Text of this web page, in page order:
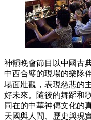
神韻晚會節目以中國古
中西合璧的現場的樂隊
場面壯觀，表現慈悲的
好未來。隨後的舞蹈和
同在的中華神傳文化的
天國與人間、歷史與現